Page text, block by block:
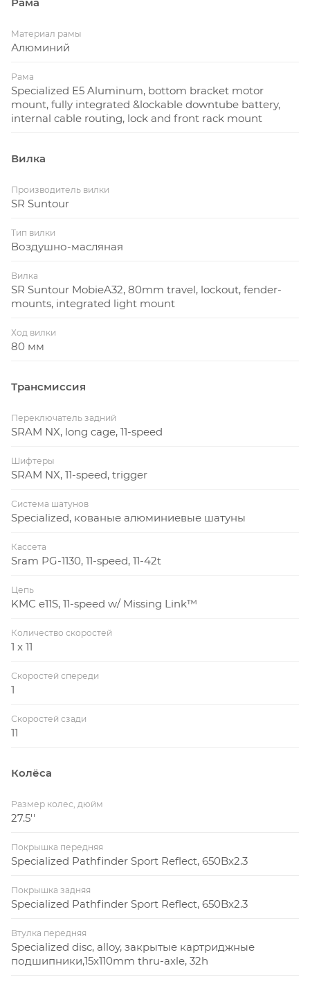
Рама
Материал рамы
Алюминий
Рама
Specialized E5 Aluminum, bottom bracket motor
mount, fully integrated &lockable downtube battery,
internal cable routing, lock and front rack mount
Вилка
Производитель вилки
SR Suntour
Тип вилки
Воздушно-масляная
Вилка
SR Suntour MobieA32, 80mm travel, lockout, fender-
mounts, integrated light mount
Ход вилки
80 мм
Трансмиссия
Переключатель задний
SRAM NX, long cage, 11-speed
Шифтеры
SRAM NX, 11-speed, trigger
Система шатунов
Specialized, кованые алюминиевые шатуны
Кассета
Sram PG-1130, 11-speed, 11-42t
Цепь
KMC e11S, 11-speed w/ Missing Link™
Количество скоростей
1 x 11
Скоростей спереди
1
Скоростей сзади
11
Колёса
Размер колес, дюйм
27.5''
Покрышка передняя
Specialized Pathfinder Sport Reflect, 650Bx2.3
Покрышка задняя
Specialized Pathfinder Sport Reflect, 650Bx2.3
Втулка передняя
Specialized disc, alloy, закрытые картриджные
подшипники,15x110mm thru-axle, 32h